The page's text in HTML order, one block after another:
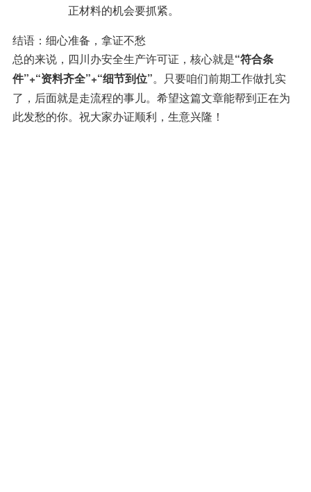
正材料的机会要抓紧。
结语：细心准备，拿证不愁
总的来说，四川办安全生产许可证，核心就是“符合条
件”+“资料齐全”+“细节到位”。只要咱们前期工作做扎实
了，后面就是走流程的事儿。希望这篇文章能帮到正在为
此发愁的你。祝大家办证顺利，生意兴隆！